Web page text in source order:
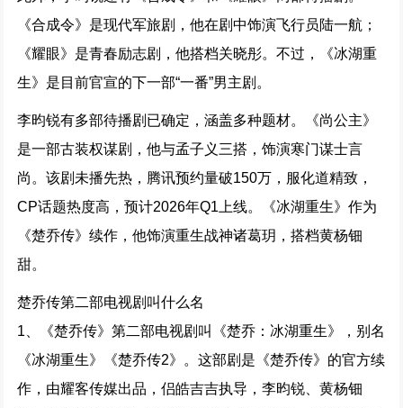
《合成令》是现代军旅剧，他在剧中饰演飞行员陆一航；
《耀眼》是青春励志剧，他搭档关晓彤。不过，《冰湖重
生》是目前官宣的下一部“一番”男主剧。
李昀锐有多部待播剧已确定，涵盖多种题材。《尚公主》
是一部古装权谋剧，他与孟子义三搭，饰演寒门谋士言
尚。该剧未播先热，腾讯预约量破150万，服化道精致，
CP话题热度高，预计2026年Q1上线。《冰湖重生》作为
《楚乔传》续作，他饰演重生战神诸葛玥，搭档黄杨钿
甜。
楚乔传第二部电视剧叫什么名
1、《楚乔传》第二部电视剧叫《楚乔：冰湖重生》，别名
《冰湖重生》《楚乔传2》。这部剧是《楚乔传》的官方续
作，由耀客传媒出品，侣皓吉吉执导，李昀锐、黄杨钿